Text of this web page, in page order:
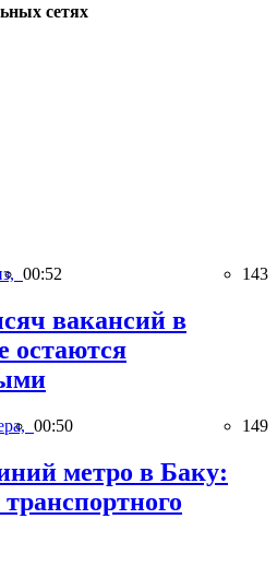
сетях
00:52 143
вакансий в
остаются
00:50 149
метро в Баку: